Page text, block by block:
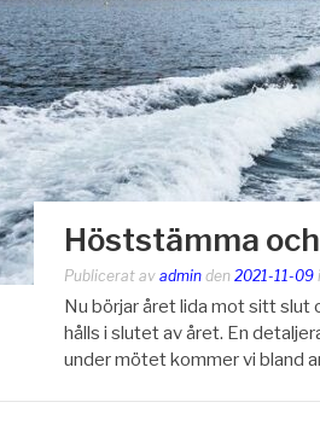
Höststämma
Publicerat av admin den 2021-11-09 i
Nu börjar året lida mot sitt slut
hålls i slutet av året. En
under mötet kommer vi bland